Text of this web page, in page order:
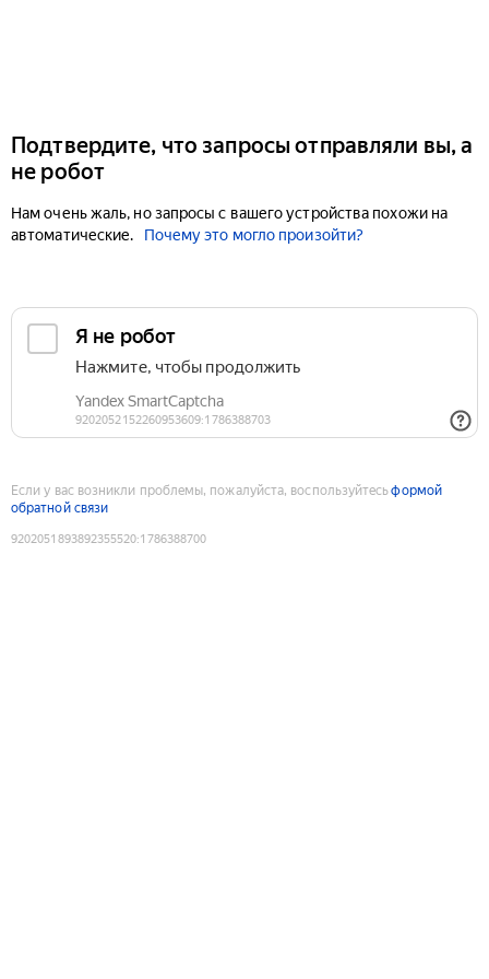
Подтвердите, что запросы отправляли вы, а
не робот
Нам очень жаль, но запросы с вашего устройства похожи на
автоматические.
Почему это могло произойти?
Если у вас возникли проблемы, пожалуйста, воспользуйтесьформой
обратной связи
9202051893892355520:1786388700